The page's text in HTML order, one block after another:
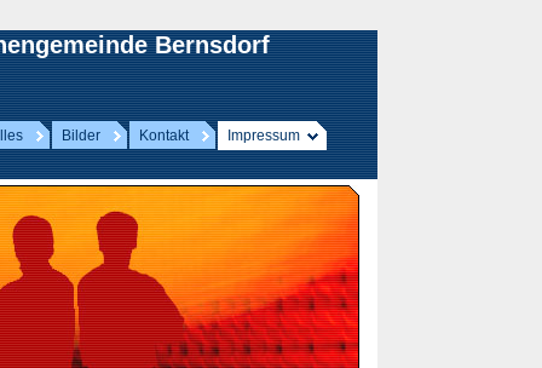
Bernsdorf
Bilder Kontakt Impressum